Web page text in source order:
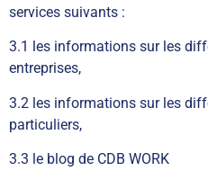
services suivants :
3.1 les informations sur les
entreprises,
3.2 les informations sur les
particuliers,
3.3 le blog de CDB WORK